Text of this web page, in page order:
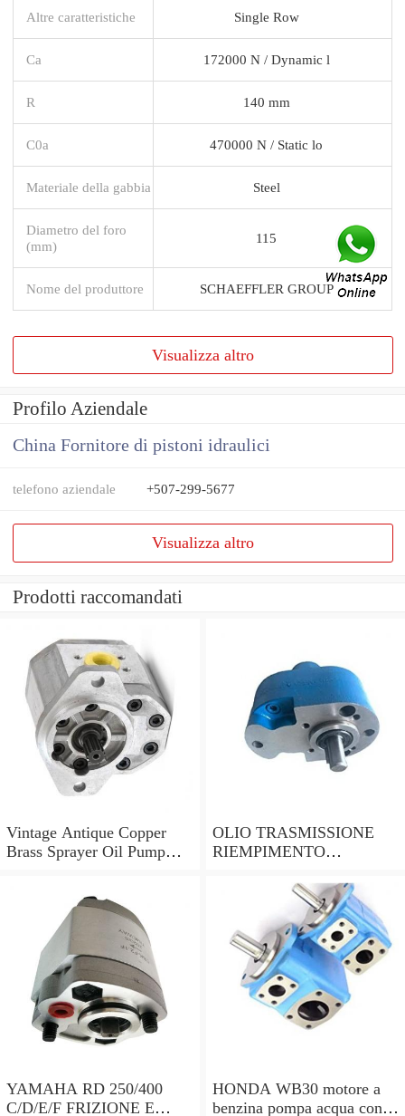
Altre caratteristiche Single Row
Ca 172000 N / Dynamic l
R 140 mm
C0a 470000 N / Static lo
Materiale della gabbia Steel
Diametro del foro
(mm)
115
Nome del produttore SCHAEFFLER GROUP
Visualizza altro
Profilo Aziendale
China Fornitore di pistoni idraulici
telefono aziendale +507-299-5677
Visualizza altro
Prodotti raccomandati
Vintage Antique Copper
Brass Sprayer Oil Pump
OLIO TRASMISSIONE
RIEMPIMENTO
pompa a mano 7 LITRI e
15 ADATTATORI DSG
YAMAHA RD 250/400
C/D/E/F FRIZIONE E
HONDA WB30 motore a
benzina pompa acqua con